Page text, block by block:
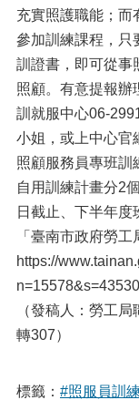
充實照護職能；而
參加訓練課程，只
訓證書，即可從事
照顧。有意提報辦
訓就服中心06-
小姐，或上中心官
照顧服務員專班訓
自用訓練計畫分2
日截止、下半年度
「臺南市政府勞
https://
（發稿人：勞工
轉307）
標籤： #照服員訓